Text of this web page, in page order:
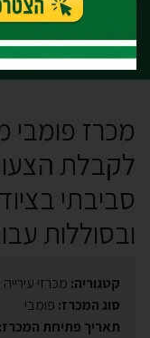
סביבתי בציוד חשמלי
מכרזים
לקבלת
סביבתי
ובסוללות
קטגוריה: מכרזי עירייה
סוג המכרז: פומבי
תאריך פתיחת המכרז: